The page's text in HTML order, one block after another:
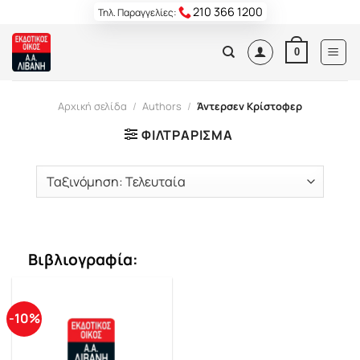
content
Τηλ. Παραγγελίες: 210 366 1200
0
Αρχική σελίδα / Authors / Άντερσεν Κρίστοφερ
ΦΙΛΤΡΆΡΙΣΜΑ
Βιβλιογραφία:
-10%